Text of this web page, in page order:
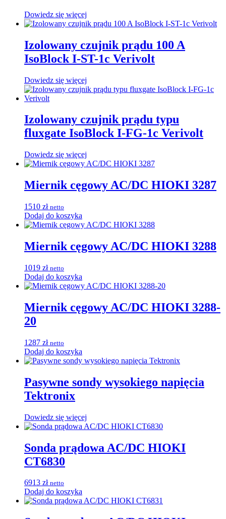
Dowiedz się więcej
Izolowany czujnik prądu 100 A
IsoBlock I-ST-1c Verivolt
Dowiedz się więcej
Izolowany czujnik prądu typu
fluxgate IsoBlock I-FG-1c Verivolt
Dowiedz się więcej
Miernik cęgowy AC/DC HIOKI 3287
1510 zł netto
Dodaj do koszyka
Miernik cęgowy AC/DC HIOKI 3288
1019 zł netto
Dodaj do koszyka
Miernik cęgowy AC/DC HIOKI 3288-
20
1287 zł netto
Dodaj do koszyka
Pasywne sondy wysokiego napięcia
Tektronix
Dowiedz się więcej
Sonda prądowa AC/DC HIOKI
CT6830
6913 zł netto
Dodaj do koszyka